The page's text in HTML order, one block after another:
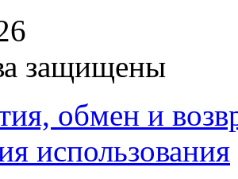
защищены
обмен и
использования